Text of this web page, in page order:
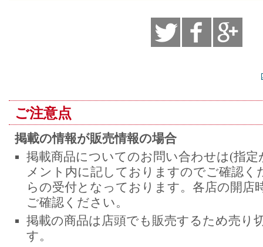
ご注意点
掲載の情報が販売情報の場合
掲載商品についてのお問い合わせは(指
メント内に記しておりますのでご確認く
らの受付となっております。各店の開店
ご確認ください。
掲載の商品は店頭でも販売するため売り
す。